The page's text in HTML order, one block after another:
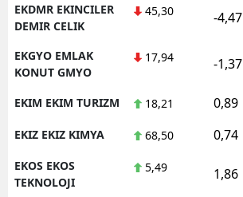
EKDMR EKINCILER
DEMIR CELIK
45,30 -4,47
EKGYO EMLAK
KONUT GMYO
17,94 -1,37
EKIM EKIM TURIZM 18,21 0,89
EKIZ EKIZ KIMYA 68,50 0,74
EKOS EKOS
TEKNOLOJI
5,49 1,86